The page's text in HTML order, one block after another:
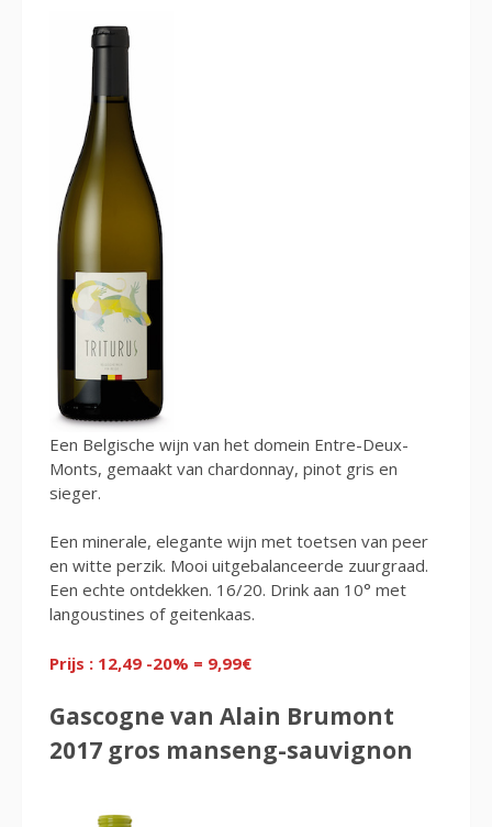
Een Belgische wijn van het domein Entre-Deux-
Monts, gemaakt van chardonnay, pinot gris en
sieger.
Een minerale, elegante wijn met toetsen van peer
en witte perzik. Mooi uitgebalanceerde zuurgraad.
Een echte ontdekken. 16/20. Drink aan 10° met
langoustines of geitenkaas.
Prijs : 12,49 -20% = 9,99€
Gascogne van Alain Brumont
2017 gros manseng-sauvignon